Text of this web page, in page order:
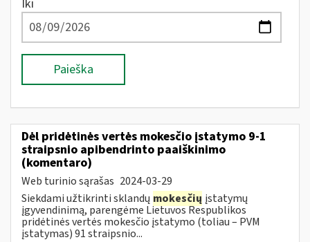
Iki
Paieška
Dėl pridėtinės vertės mokesčio įstatymo 9-1
straipsnio apibendrinto paaiškinimo
(komentaro)
Web turinio sąrašas 2024-03-29
Siekdami užtikrinti sklandų mokesčių įstatymų
įgyvendinimą, parengėme Lietuvos Respublikos
pridėtinės vertės mokesčio įstatymo (toliau – PVM
įstatymas) 91 straipsnio...